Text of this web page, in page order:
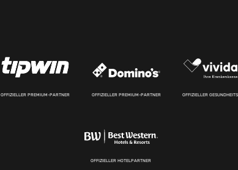
OFFIZIELLER PREMIUM-PARTNER OFFIZIELLER PREMIUM-PARTNER OFFIZIELLER
OFFIZIELLER HOTELPARTNER